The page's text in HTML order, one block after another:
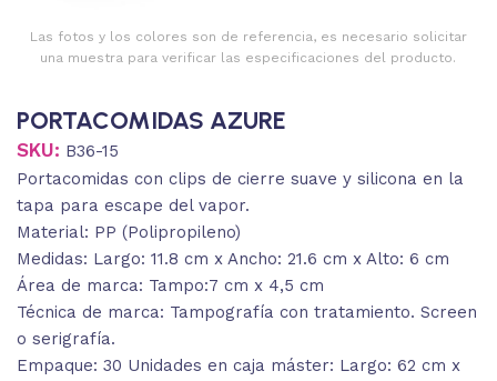
Las fotos y los colores son de referencia, es necesario solicitar
una muestra para verificar las especificaciones del producto.
PORTACOMIDAS AZURE
SKU: B36-15
Portacomidas con clips de cierre suave y silicona en la
tapa para escape del vapor.
Material: PP (Polipropileno)
Medidas: Largo: 11.8 cm x Ancho: 21.6 cm x Alto: 6 cm
Área de marca: Tampo:7 cm x 4,5 cm
Técnica de marca: Tampografía con tratamiento. Screen
o serigrafía.
Empaque: 30 Unidades en caja máster: Largo: 62 cm x